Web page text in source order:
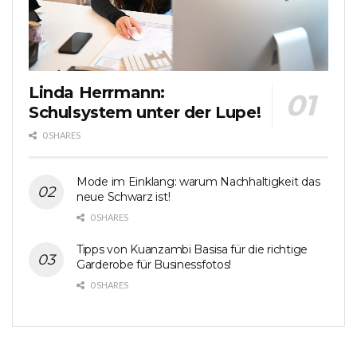
Linda Herrmann:
Schulsystem unter der Lupe!
0 SHARES
Mode im Einklang: warum Nachhaltigkeit das
neue Schwarz ist!
0 SHARES
Tipps von Kuanzambi Basisa für die richtige
Garderobe für Businessfotos!
0 SHARES